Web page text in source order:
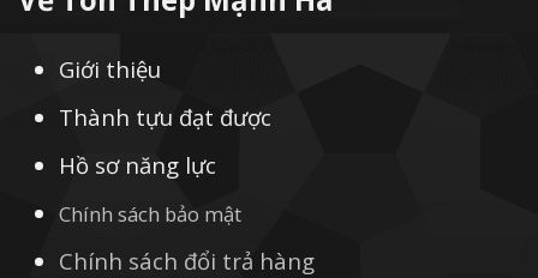
Giới thiệu
Thành tựu đạt được
Hồ sơ năng lực
Chính sách bảo mật
Chính sách đổi trả hàng